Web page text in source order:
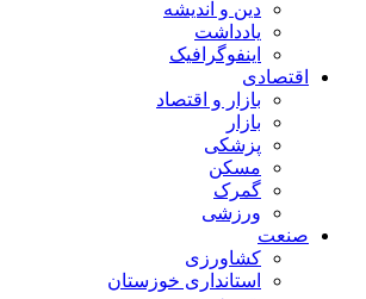
دین و اندیشه
یادداشت
اینفوگرافیک
اقتصادی
بازار و اقتصاد
بازار
پزشکی
مسکن
گمرک
ورزشی
صنعت
کشاورزی
استانداری خوزستان